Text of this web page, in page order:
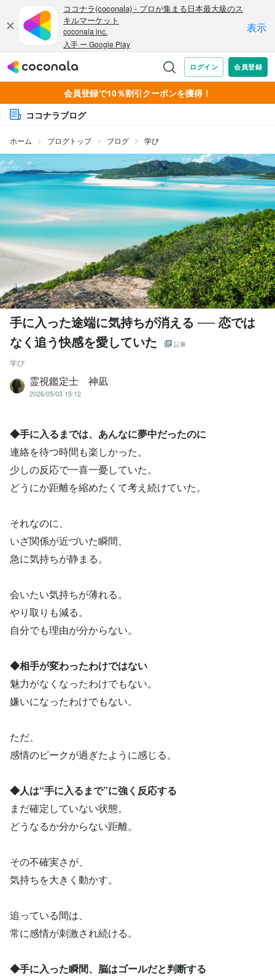
会員登録で10％割引クーポンを獲得！
ココナラブログ
ホーム ブログトップ ブログ 学び
手に入った途端に気持ちが消える ── 恋では
なく追う快感を愛していた
記事
学び
霊視鑑定士 神凪
2026/05/03 15:12
◆手に入るまでは、あんなに夢中だったのに
連絡を待つ時間も楽しかった。
少しの反応で一喜一憂していた。
どうにか距離を縮めたくて考え続けていた。
それなのに、
いざ関係が近づいた瞬間、
急に気持ちが静まる。
会いたい気持ちが薄れる。
やり取りも減る。
自分でも理由が分からない。
◆相手が変わったわけではない
魅力がなくなったわけでもない。
嫌いになったわけでもない。
ただ、
感情のピークが過ぎたように感じる。
◆人は“手に入るまで”に強く反応する
まだ確定していない状態。
どうなるか分からない距離。
その不確実さが、
気持ちを大きく動かす。
追っている間は、
常に感情が刺激され続ける。
◆手に入った瞬間、脳はゴールだと判断する